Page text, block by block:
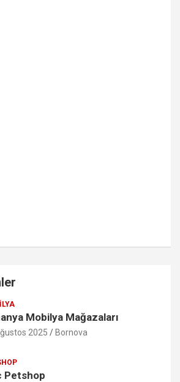
Mobilya Mağazaları
2025 Bornova
Petshop